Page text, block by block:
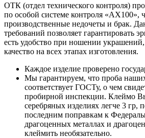
ОТК (отдел технического контроля)
по особой системе контроля «АХ100»,
производственные недочеты и брак.
требований позволяет гарантировать
есть удобство при ношении
качество на всех этапах изготовления.
Каждое изделие проверено
Мы гарантируем, что проба
соответствует ГОСТу, о чем
пробирной инспекции. Клеймо
серебряных изделиях легче 3 гр,
последним поправкам к
драгоценных металлах и
клеймить необязательно.